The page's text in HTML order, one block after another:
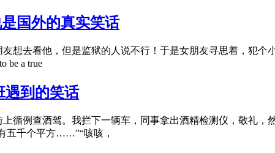
国外的真实笑话
想去看他，但是监狱的人说不行！于是女朋友寻思着，犯
be a true
遇到的笑话
循例查酒驾。我拦下一辆车，同事拿出酒精检测仪，敬礼，
五千个平方……”“咳咳，